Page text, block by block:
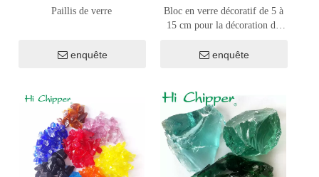
Paillis de verre
enquête
Bloc en verre décoratif de 5 à
15 cm pour la décoration de
enquête